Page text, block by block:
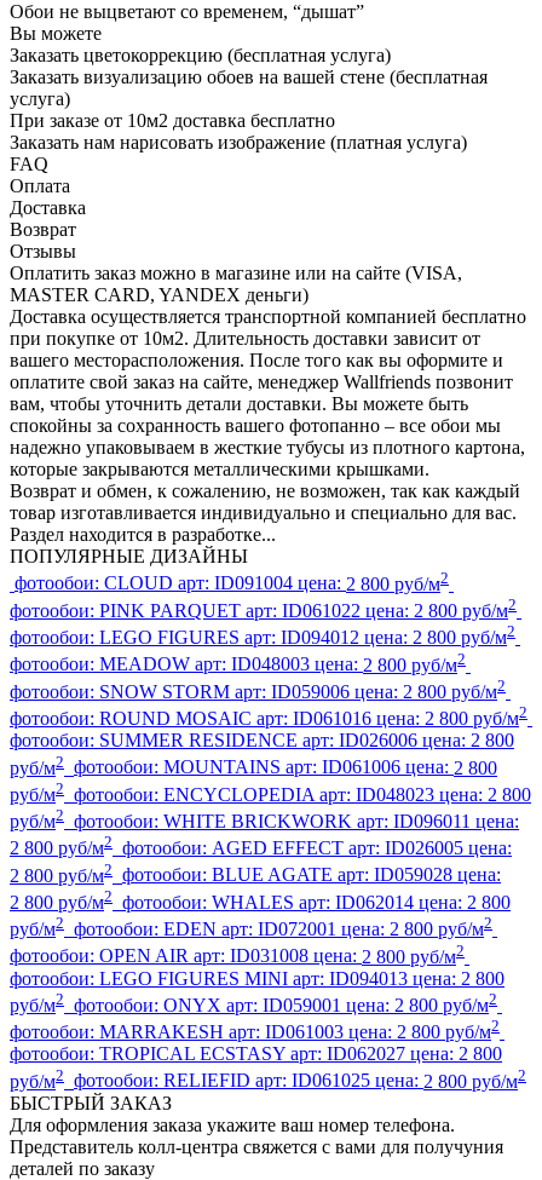
Обои не выцветают со временем, “дышат”
Вы можете
Заказать цветокоррекцию (бесплатная услуга)
Заказать визуализацию обоев на вашей стене (бесплатная
услуга)
При заказе от 10м2 доставка бесплатно
Заказать нам нарисовать изображение (платная услуга)
FAQ
Оплата
Доставка
Возврат
Отзывы
Оплатить заказ можно в магазине или на сайте (VISA,
MASTER CARD, YANDEX деньги)
Доставка осуществляется транспортной компанией бесплатно
при покупке от 10м2. Длительность доставки зависит от
вашего месторасположения. После того как вы оформите и
оплатите свой заказ на сайте, менеджер Wallfriends позвонит
вам, чтобы уточнить детали доставки. Вы можете быть
спокойны за сохранность вашего фотопанно – все обои мы
надежно упаковываем в жесткие тубусы из плотного картона,
которые закрываются металлическими крышками.
Возврат и обмен, к сожалению, не возможен, так как каждый
товар изготавливается индивидуально и специально для вас.
Раздел находится в разработке...
ПОПУЛЯРНЫЕ ДИЗАЙНЫ
фотообои: CLOUD арт: ID091004 цена: 2 800 руб/м2
фотообои: PINK PARQUET арт: ID061022 цена: 2 800 руб/м2
фотообои: LEGO FIGURES арт: ID094012 цена: 2 800 руб/м2
фотообои: MEADOW арт: ID048003 цена: 2 800 руб/м2
фотообои: SNOW STORM арт: ID059006 цена: 2 800 руб/м2
фотообои: ROUND MOSAIC арт: ID061016 цена: 2 800 руб/м2
фотообои: SUMMER RESIDENCE арт: ID026006 цена: 2 800
руб/м2 фотообои: MOUNTAINS арт: ID061006 цена: 2 800
руб/м2 фотообои: ENCYCLOPEDIA арт: ID048023 цена: 2 800
руб/м2 фотообои: WHITE BRICKWORK арт: ID096011 цена:
2 800 руб/м2 фотообои: AGED EFFECT арт: ID026005 цена:
2 800 руб/м2 фотообои: BLUE AGATE арт: ID059028 цена:
2 800 руб/м2 фотообои: WHALES арт: ID062014 цена: 2 800
руб/м2 фотообои: EDEN арт: ID072001 цена: 2 800 руб/м2
фотообои: OPEN AIR арт: ID031008 цена: 2 800 руб/м2
фотообои: LEGO FIGURES MINI арт: ID094013 цена: 2 800
руб/м2 фотообои: ONYX арт: ID059001 цена: 2 800 руб/м2
фотообои: MARRAKESH арт: ID061003 цена: 2 800 руб/м2
фотообои: TROPICAL ECSTASY арт: ID062027 цена: 2 800
руб/м2 фотообои: RELIEFID арт: ID061025 цена: 2 800 руб/м2
БЫСТРЫЙ ЗАКАЗ
Для оформления заказа укажите ваш номер телефона.
Представитель колл-центра свяжется с вами для получуния
деталей по заказу